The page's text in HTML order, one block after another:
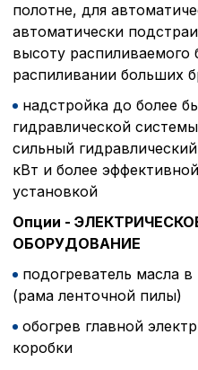
полотне, для
автоматически
высоту распиливаемого
распиливании
надстройка до более
гидравлической
сильный
кВт и более эффективной
Опции -
ОБОРУДОВАНИЕ
подогреватель масла
(рама
обогрев главной